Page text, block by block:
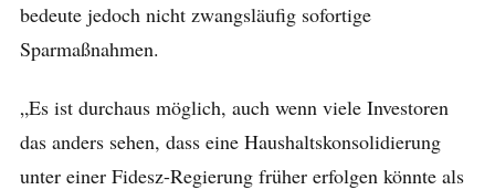
bedeute jedoch nicht zwangsläufig sofortige
Sparmaßnahmen.
„Es ist durchaus möglich, auch wenn viele Investoren
das anders sehen, dass eine Haushaltskonsolidierung
unter einer Fidesz-Regierung früher erfolgen könnte als